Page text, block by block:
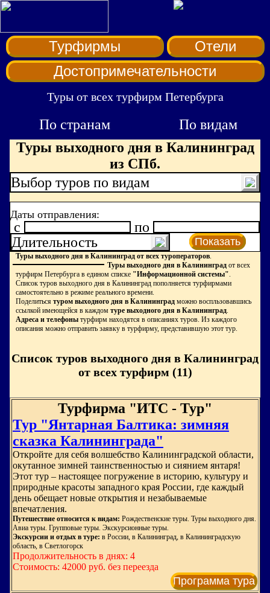
Турфирмы
Отели
Достопримечательности
Туры от всех турфирм Петербурга
По странам
По видам
Туры выходного дня в Калининград
из СПб.
Выбор туров по видам
Даты отправления:
c
по
Длительность
Показать
Туры выходного дня в Калининград от всех туроператоров.
Туры выходного дня в Калининград от всех
турфирм Петербурга в едином списке "Информационной системы".
Список туров выходного дня в Калининград пополняется турфирмами
самостоятельно в режиме реального времени.
Поделиться туром выходного дня в Калининград можно воспльзовавшись
ссылкой имеющейся в каждом туре выходного дня в Калининград.
Адреса и телефоны турфирм находятся в описаниях туров. Из каждого
описания можно отправить заявку в турфирму, представившую этот тур.
Список туров выходного дня в Калининград
от всех турфирм (11)
Турфирма "ИТС - Тур"
Тур "Янтарная Балтика: зимняя
сказка Калининграда"
Откройте для себя волшебство Калининградской области,
окутанное зимней таинственностью и сиянием янтаря!
Этот тур – настоящее погружение в историю, культуру и
природные красоты западного края России, где каждый
день обещает новые открытия и незабываемые
впечатления.
Путешествие относится к видам: Рождественские туры. Туры выходного дня.
Авиа туры. Групповые туры. Экскурсионные туры.
Экскурсии и отдых в туре: в России, в Калининград, в Калининградскую
область, в Светлогорск
Продолжительность в днях: 4
Стоимость: 42000 руб. без переезда
Программа тура